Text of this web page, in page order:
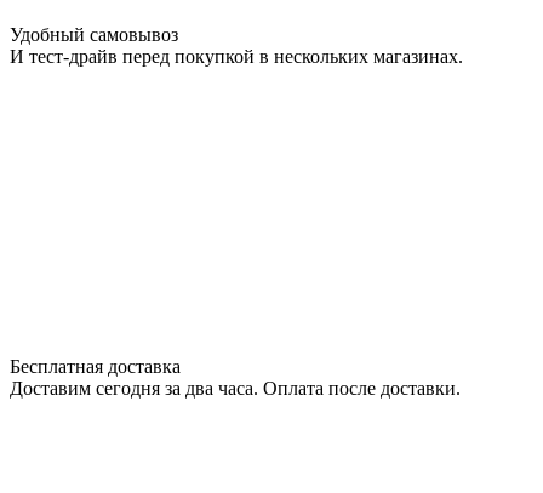
Удобный самовывоз
И тест-драйв перед покупкой в нескольких магазинах.
Бесплатная доставка
Доставим сегодня за два часа. Оплата после доставки.